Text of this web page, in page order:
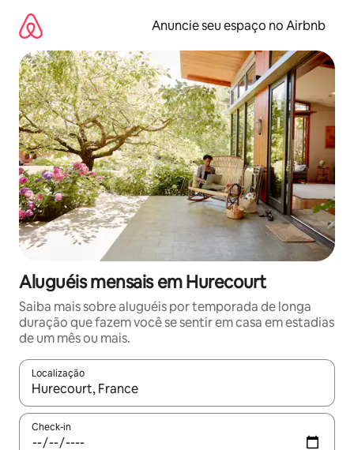
para
conteúdo
Anuncie seu espaço no Airbnb
Aluguéis mensais em Hurecourt
Saiba mais sobre aluguéis por temporada de longa
duração que fazem você se sentir em casa em estadias
de um mês ou mais.
Localização
Quando os resultados estiverem disponíveis, explore-os
Check-in